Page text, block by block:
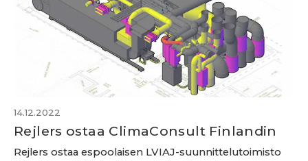
14.12.2022
Rejlers ostaa ClimaConsult Finlandin
Rejlers ostaa espoolaisen LVIAJ-suunnittelutoimisto